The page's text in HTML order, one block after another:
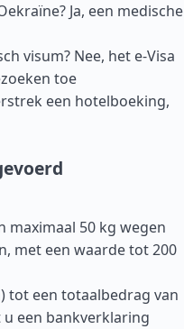
Ja, een medische
visum? Nee, het e-Visa
toe
een hotelboeking,
maximaal 50 kg wegen
met een waarde tot 200
tot een totaalbedrag van
een bankverklaring